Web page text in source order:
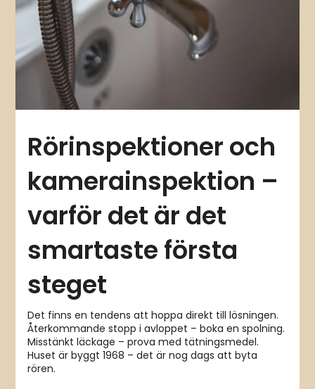
Rörinspektioner och
kamerainspektion –
varför det är det
smartaste första
steget
Det finns en tendens att hoppa direkt till lösningen.
Återkommande stopp i avloppet – boka en spolning.
Misstänkt läckage – prova med tätningsmedel.
Huset är byggt 1968 – det är nog dags att byta
rören.